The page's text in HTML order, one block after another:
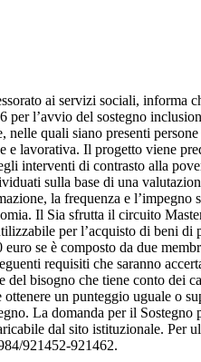
ai servizi sociali,
per l’avvio del sostegno
nelle quali siano presenti
e lavorativa. Il progetto viene
interventi di contrasto alla
sulla base di una
la frequenza e
Il Sia sfrutta il circuito
per l’acquisto di beni
euro se è composto da due
requisiti che saranno
del bisogno che tiene conto dei
un punteggio uguale o
La domanda per il Sostegno
dal sito istituzionale.
921452-921462.